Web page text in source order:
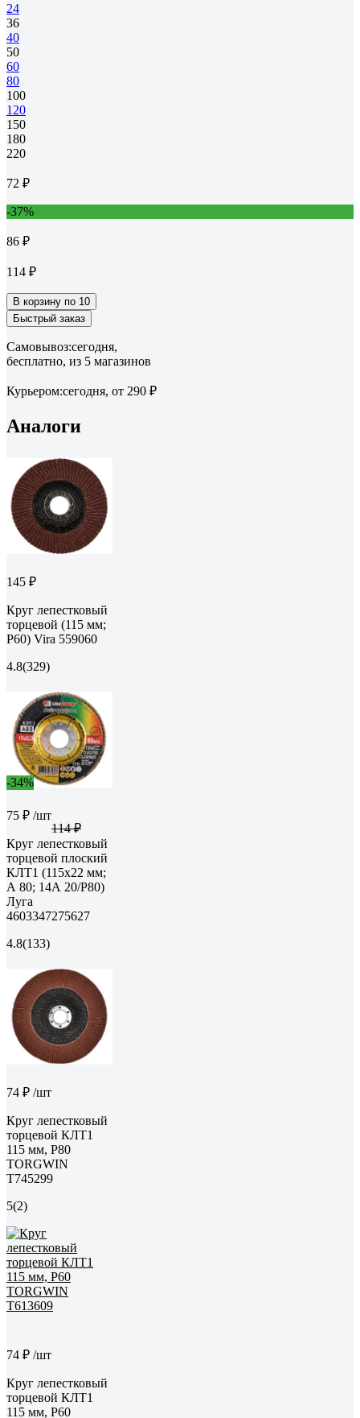
24
36
40
50
60
80
100
120
150
180
220
72 ₽
-37%
86 ₽
114 ₽
В корзину по 10
Быстрый заказ
Самовывоз:сегодня,
бесплатно, из 5 магазинов
Курьером:сегодня, от 290 ₽
Аналоги
145 ₽
Круг лепестковый
торцевой (115 мм;
P60) Vira 559060
4.8(329)
-34%
75 ₽ /шт
114 ₽
Круг лепестковый
торцевой плоский
КЛТ1 (115х22 мм;
А 80; 14А 20/Р80)
Луга
4603347275627
4.8(133)
74 ₽ /шт
Круг лепестковый
торцевой КЛТ1
115 мм, P80
TORGWIN
T745299
5(2)
74 ₽ /шт
Круг лепестковый
торцевой КЛТ1
115 мм, P60